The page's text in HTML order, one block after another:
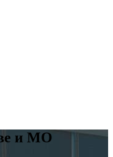
и МО